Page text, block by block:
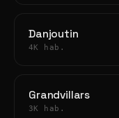
Danjoutin
4K hab.
Grandvillars
3K hab.